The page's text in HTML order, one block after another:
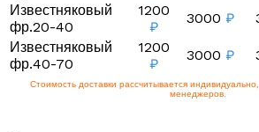
Известняковый
фр.20-40
1200
₽
3000 ₽
Известняковый
фр.40-70
1200
₽
3000 ₽
Стоимость доставки рассчитывается
менеджеров.